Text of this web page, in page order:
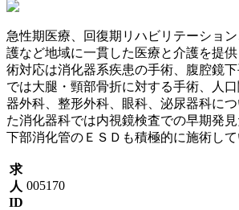
急性期医療、回復期リハビリテーショ
護など地域に一貫した医療と介護を提
術対応は消化器系疾患の手術、腹腔鏡
では大腿・頸部骨折に対する手術、人
器外科、整形外科、眼科、泌尿器科に
た消化器科では内視鏡検査での早期発
下部消化管のＥＳＤも積極的に施術して
求
人
ID
005170